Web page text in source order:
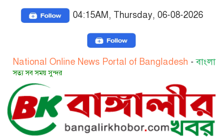
04:15AM, Thursday, 06-08-2026
Online News Portal of Bangladesh-বাংলাদেশের
সুন্দর